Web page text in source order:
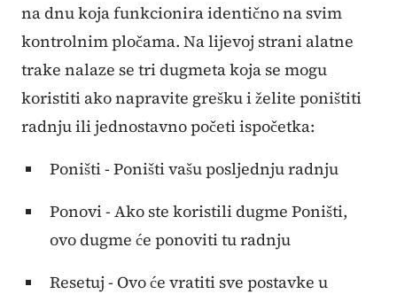
na dnu koja funkcionira identično na svim
kontrolnim pločama. Na lijevoj strani alatne
trake nalaze se tri dugmeta koja se mogu
koristiti ako napravite grešku i želite poništiti
radnju ili jednostavno početi ispočetka:
Poništi - Poništi vašu posljednju radnju
Ponovi - Ako ste koristili dugme Poništi,
ovo dugme će ponoviti tu radnju
Resetuj - Ovo će vratiti sve postavke u